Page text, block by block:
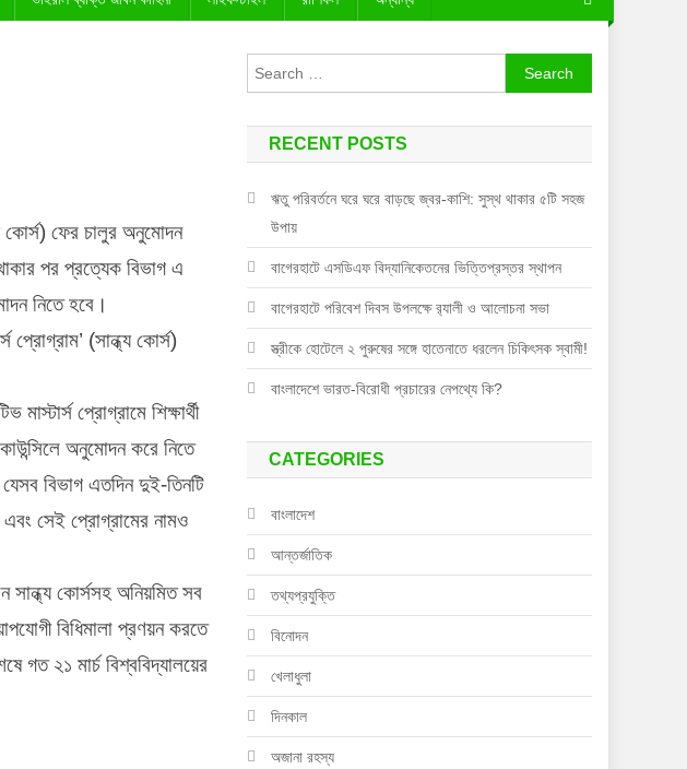
কোর্স) ফের চালুর অনুমোদন
থাকার পর প্রত্যেক বিভাগ এ
নিতে হবে।
প্রোগ্রাম’ (সান্ধ্য কোর্স)
প্রোগ্রামে শিক্ষার্থী
অনুমোদন করে নিতে
বিভাগ এতদিন দুই-তিনটি
সেই প্রোগ্রামের নামও
সান্ধ্য কোর্সসহ অনিয়মিত সব
বিধিমালা প্রণয়ন করতে
গত ২১ মার্চ বিশ্ববিদ্যালয়ের
Search
for:
RECENT POSTS
ঋতু পরিবর্তনে ঘরে ঘরে বাড়ছে জ্বর-কাশি: সুস্থ থাকার ৫টি সহজ
উপায়
বাগেরহাটে এসডিএফ বিদ্যানিকেতনের ভিত্তিপ্রস্তর স্থাপন
বাগেরহাটে পরিবেশ দিবস উপলক্ষে র‌্যালী ও আলোচনা সভা
স্ত্রীকে হোটেলে ২ পুরুষের সঙ্গে হাতেনাতে ধরলেন চিকিৎসক স্বামী!
বাংলাদেশে ভারত-বিরোধী প্রচারের নেপথ্যে কি?
CATEGORIES
বাংলাদেশ
আন্তর্জাতিক
তথ্যপ্রযুক্তি
বিনোদন
খেলাধুলা
দিনকাল
অজানা রহস্য